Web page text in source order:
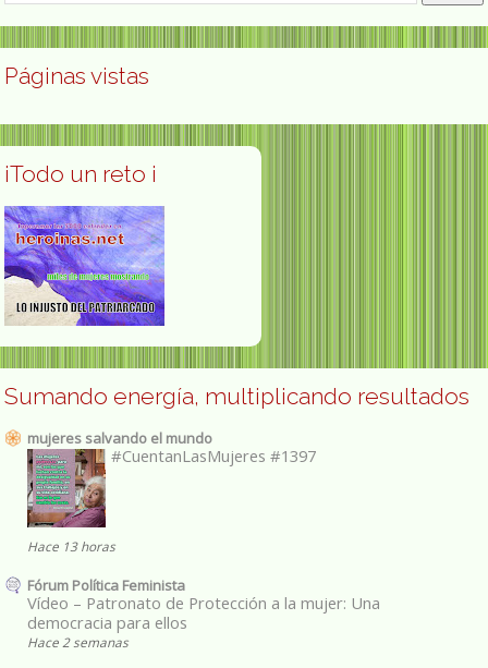
Páginas vistas
¡Todo un reto ¡
Sumando energía, multiplicando resultados
mujeres salvando el mundo
#CuentanLasMujeres #1397
Hace 13 horas
Fórum Política Feminista
Vídeo – Patronato de Protección a la mujer: Una
democracia para ellos
Hace 2 semanas